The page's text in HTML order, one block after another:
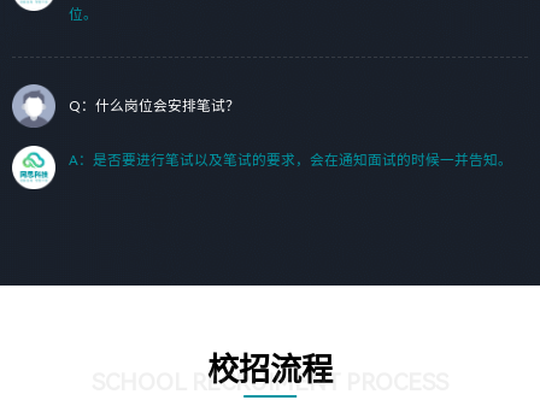
位。
Q：什么岗位会安排笔试？
A：是否要进行笔试以及笔试的要求，会在通知面试的时候一并告知。
校招流程
SCHOOL RECRUIMENT PROCESS